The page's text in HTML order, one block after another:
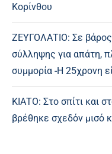
Κορίνθου
ΖΕΥΓΟΛΑΤΙΟ: Σε
σύλληψης για απάτη,
συμμορία -Η 25χρονη
ΚΙΑΤΟ: Στο σπίτι και
βρέθηκε σχεδόν μισό